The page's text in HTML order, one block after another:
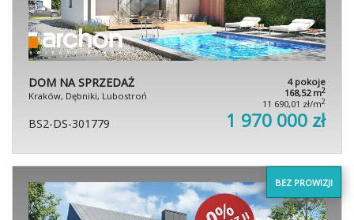
DOM NA SPRZEDAŻ
Kraków, Dębniki, Lubostroń
4 pokoje
168,52 m2
11 690,01 zł/m2
BS2-DS-301779 1 970 000 zł
BEZ PROWIZJI